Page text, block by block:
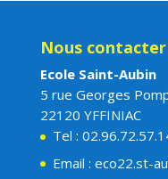
Nous contacter
Ecole Saint-Aubin
5 rue Georges
22120 YFFINIAC
Tel :
Email : eco22.st-